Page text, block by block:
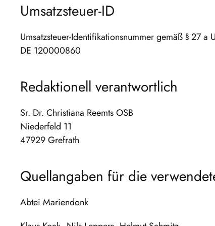
Umsatzsteuer-ID
Umsatzsteuer-Identifikationsnummer gemäß § 27 a
DE 120000860
Redaktionell verantwortlich
Sr. Dr. Christiana Reemts OSB
Niederfeld 11
47929 Grefrath
Quellangaben für die
Abtei Mariendonk